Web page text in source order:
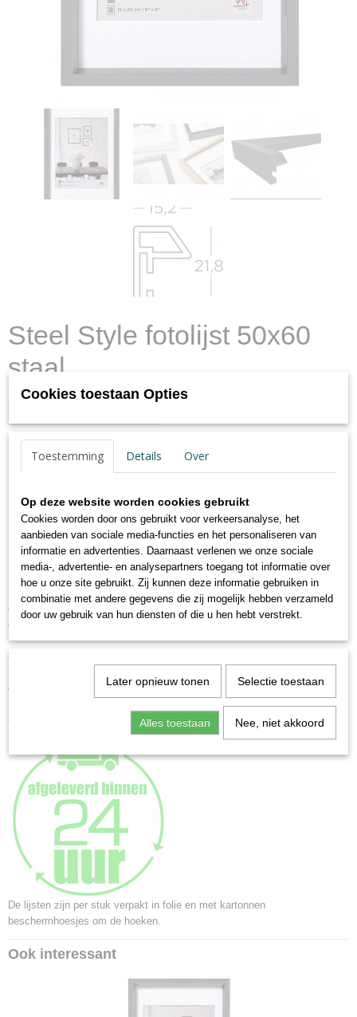
Steel Style fotolijst 50x60
staal
Specificaties
Productcode
ES060D
EAN code
4004122257461
Netto gewicht
2,65 Kg
60,96 x 50,96 x 2,18 cm
Omschrijving
Kunststof wissellijst Steel Style
Smalle lijst met strak trendy profiel, zie afbeeldingen.
Profiel 1.5 cm breed en 2.2 cm hoog
Verkrijgbaar in 12 formaten in 5 kleuren:
Voorzien van helder, gewassen glas
zwart - goud- staal - zilver - wit
Achterwand voorzien van standaard t/m formaat 20x30cm.
Formaten vanaf 28x35 cm. zijn voorzien van 2 jumbo ophanghaken voor
zowel staand als liggend ophangen
De lijsten zijn per stuk verpakt in folie en met kartonnen
beschermhoesjes om de hoeken.
Ook interessant
Cookies toestaan Opties
Toestemming Details Over
Op deze website worden cookies gebruikt
Cookies worden door ons gebruikt voor verkeersanalyse, het
aanbieden van sociale media-functies en het personaliseren van
informatie en advertenties. Daarnaast verlenen we onze sociale
media-, advertentie- en analysepartners toegang tot informatie over
hoe u onze site gebruikt. Zij kunnen deze informatie gebruiken in
combinatie met andere gegevens die zij mogelijk hebben verzameld
door uw gebruik van hun diensten of die u hen hebt verstrekt.
Later opnieuw tonen Selectie toestaan
Alles toestaan Nee, niet akkoord